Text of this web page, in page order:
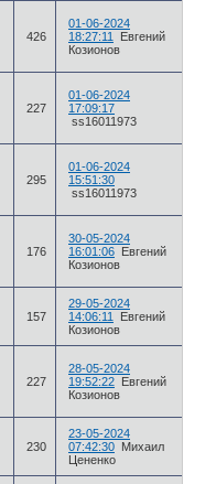
426
01-06-2024
18:27:11
Евгений
Козионов
227
01-06-2024
17:09:17
ss16011973
295
01-06-2024
15:51:30
ss16011973
176
30-05-2024
16:01:06 Евгений
Козионов
157
29-05-2024
14:06:11
Евгений
Козионов
227
28-05-2024
19:52:22 Евгений
Козионов
230
23-05-2024
07:42:30 Михаил
Цененко